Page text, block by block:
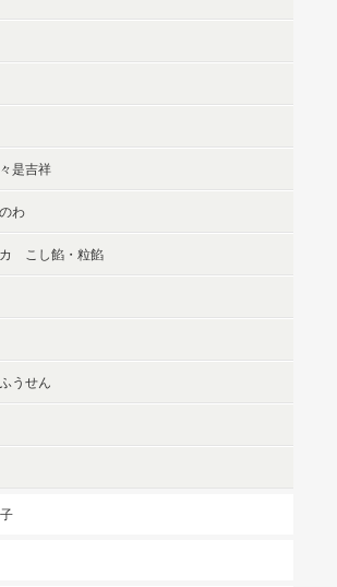
是吉祥
わ
こし餡・粒餡
うせん